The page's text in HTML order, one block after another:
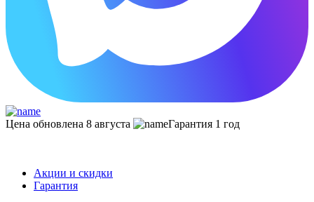
Цена обновлена 8 августа Гарантия 1 год
Акции и скидки
Гарантия